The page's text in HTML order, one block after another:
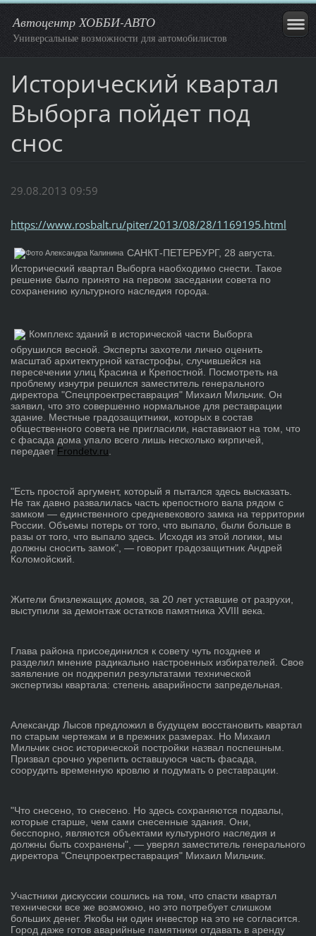
Автоцентр ХОББИ-АВТО
Универсальные возможности для автомобилистов
Исторический квартал
Выборга пойдет под
снос
29.08.2013 09:59
https://www.rosbalt.ru/piter/2013/08/28/1169195.html
САНКТ-ПЕТЕРБУРГ, 28 августа.
Исторический квартал Выборга наобходимо снести. Такое
решение было принято на первом заседании совета по
сохранению культурного наследия города.
Комплекс зданий в исторической части Выборга
обрушился весной. Эксперты захотели лично оценить
масштаб архитектурной катастрофы, случившейся на
пересечении улиц Красина и Крепостной. Посмотреть на
проблему изнутри решился заместитель генерального
директора "Спецпроектреставрация" Михаил Мильчик. Он
заявил, что это совершенно нормальное для реставрации
здание. Местные градозащитники, которых в состав
общественного совета не пригласили, наставиают на том, что
с фасада дома упало всего лишь несколько кирпичей,
передает Frondetv.ru
"Есть простой аргумент, который я пытался здесь высказать.
Не так давно развалилась часть крепостного вала рядом с
замком — единственного средневекового замка на территории
России. Объемы потерь от того, что выпало, были больше в
разы от того, что выпало здесь. Исходя из этой логики, мы
должны сносить замок", — говорит градозащитник Андрей
Коломойский.
Жители близлежащих домов, за 20 лет уставшие от разрухи,
выступили за демонтаж остатков памятника XVIII века.
Глава района присоединился к совету чуть позднее и
разделил мнение радикально настроенных избирателей. Свое
заявление он подкрепил результатами технической
экспертизы квартала: степень аварийности запредельная.
Александр Лысов предложил в будущем восстановить квартал
по старым чертежам и в прежних размерах. Но Михаил
Мильчик снос исторической постройки назвал поспешным.
Призвал срочно укрепить оставшуюся часть фасада,
соорудить временную кровлю и подумать о реставрации.
"Что снесено, то снесено. Но здесь сохраняются подвалы,
которые старше, чем сами снесенные здания. Они,
бесспорно, являются объектами культурного наследия и
должны быть сохранены", — уверял заместитель генерального
директора "Спецпроектреставрация" Михаил Мильчик.
Участники дискуссии сошлись на том, что спасти квартал
технически все же возможно, но это потребует слишком
больших денег. Якобы ни один инвестор на это не согласится.
Город даже готов аварийные памятники отдавать в аренду